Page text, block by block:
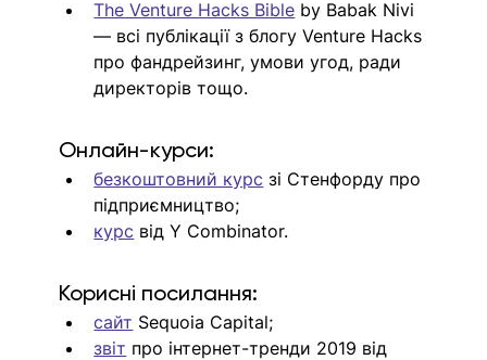
The Venture Hacks Bible by Babak Nivi
— всі публікації з блогу Venture Hacks
про фандрейзинг, умови угод, ради
директорів тощо.
Онлайн-курси:
безкоштовний курс зі Стенфорду про
підприємництво;
курс від Y Combinator.
Корисні посилання:
сайт Sequoia Capital;
звіт про інтернет-тренди 2019 від